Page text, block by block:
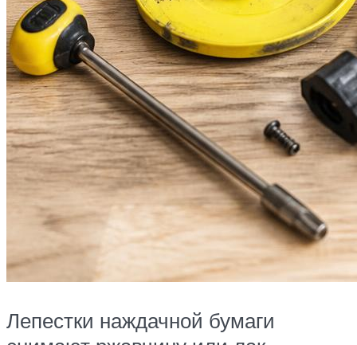
Лепестки наждачной бумаги